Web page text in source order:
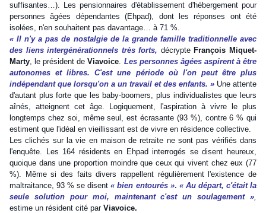
suffisantes…). Les pensionnaires d'établissement d'hébergement pour
personnes âgées dépendantes (Ehpad), dont les réponses ont été
isolées, n'en souhaitent pas davantage… à 71 %.
« Il n'y a pas de nostalgie de la grande famille traditionnelle avec
des liens intergénérationnels très forts, décrypte François Miquet-
Marty, le président deViavoice. Les personnes âgées aspirent à être
autonomes et libres. C'est une période où l'on peut être plus
indépendant que lorsqu'on a un travail et des enfants. » Une attente
d'autant plus forte que les baby-boomers, plus individualistes que leurs
aînés, atteignent cet âge. Logiquement, l'aspiration à vivre le plus
longtemps chez soi, même seul, est écrasante (93 %), contre 6 % qui
estiment que l'idéal en vieillissant est de vivre en résidence collective.
Les clichés sur la vie en maison de retraite ne sont pas vérifiés dans
l'enquête. Les 164 résidents en Ehpad interrogés se disent heureux,
quoique dans une proportion moindre que ceux qui vivent chez eux (77
%). Même si des faits divers rappellent régulièrement l'existence de
maltraitance, 93 % se disent« bien entourés ». « Au départ, c'était la
seule solution pour moi, maintenant c'est un soulagement »,
estime un résident cité par Viavoice.